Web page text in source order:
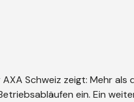
Schweiz zeigt: Mehr als
ein. Ein